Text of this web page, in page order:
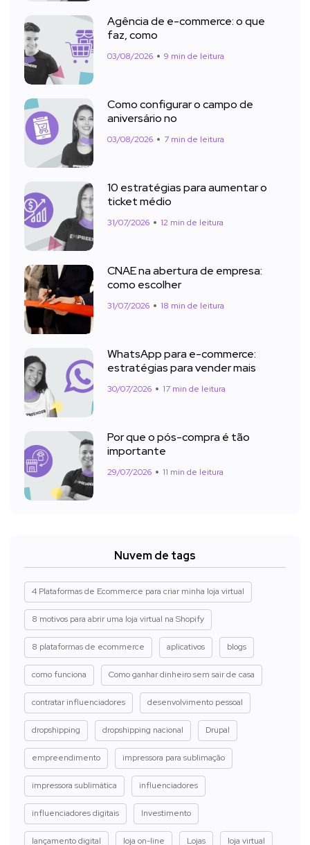
Agência de e-commerce: o que
faz, como
03/08/2026 9 min de leitura
Como configurar o campo de
aniversário no
03/08/2026 7 min de leitura
10 estratégias para aumentar o
ticket médio
31/07/2026 12 min de leitura
CNAE na abertura de empresa:
como escolher
31/07/2026 18 min de leitura
WhatsApp para e-commerce:
estratégias para vender mais
30/07/2026 17 min de leitura
Por que o pós-compra é tão
importante
29/07/2026 11 min de leitura
Nuvem de tags
4 Plataformas de Ecommerce para criar minha loja virtual
8 motivos para abrir uma loja virtual na Shopify
8 plataformas de ecommerce aplicativos blogs
como funciona Como ganhar dinheiro sem sair de casa
contratar influenciadores desenvolvimento pessoal
dropshipping dropshipping nacional Drupal
empreendimento impressora para sublimação
impressora sublimática influenciadores
influenciadores digitais Investimento
lançamento digital loja on-line Lojas loja virtual